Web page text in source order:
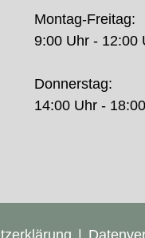
Montag-Freitag:
9:00 Uhr - 12:00
Donnerstag:
14:00 Uhr -